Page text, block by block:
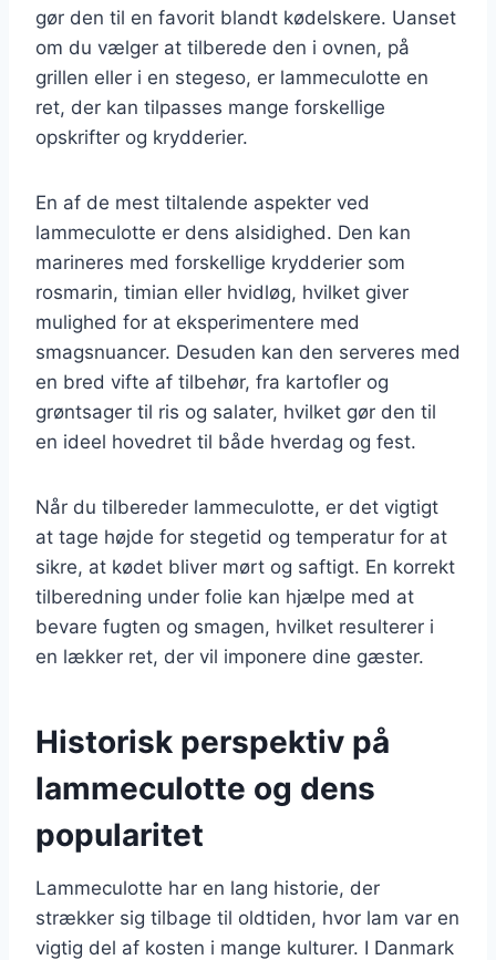
gør den til en favorit blandt kødelskere. Uanset
om du vælger at tilberede den i ovnen, på
grillen eller i en stegeso, er lammeculotte en
ret, der kan tilpasses mange forskellige
opskrifter og krydderier.
En af de mest tiltalende aspekter ved
lammeculotte er dens alsidighed. Den kan
marineres med forskellige krydderier som
rosmarin, timian eller hvidløg, hvilket giver
mulighed for at eksperimentere med
smagsnuancer. Desuden kan den serveres med
en bred vifte af tilbehør, fra kartofler og
grøntsager til ris og salater, hvilket gør den til
en ideel hovedret til både hverdag og fest.
Når du tilbereder lammeculotte, er det vigtigt
at tage højde for stegetid og temperatur for at
sikre, at kødet bliver mørt og saftigt. En korrekt
tilberedning under folie kan hjælpe med at
bevare fugten og smagen, hvilket resulterer i
en lækker ret, der vil imponere dine gæster.
Historisk perspektiv på
lammeculotte og dens
popularitet
Lammeculotte har en lang historie, der
strækker sig tilbage til oldtiden, hvor lam var en
vigtig del af kosten i mange kulturer. I Danmark